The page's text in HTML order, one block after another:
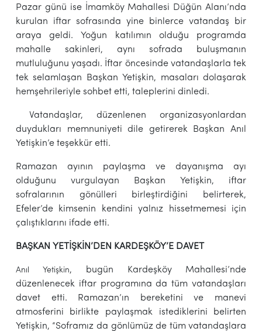
Pazar günü ise İmamköy Mahallesi Düğün Alanı’nda
kurulan iftar sofrasında yine binlerce vatandaş bir
araya geldi. Yoğun katılımın olduğu programda
mahalle sakinleri, aynı sofrada buluşmanın
mutluluğunu yaşadı. İftar öncesinde vatandaşlarla tek
tek selamlaşan Başkan Yetişkin, masaları dolaşarak
hemşehrileriyle sohbet etti, taleplerini dinledi.
Vatandaşlar, düzenlenen organizasyonlardan
duydukları memnuniyeti dile getirerek Başkan Anıl
Yetişkin’e teşekkür etti.
Ramazan ayının paylaşma ve dayanışma ayı
olduğunu vurgulayan Başkan Yetişkin, iftar
sofralarının gönülleri birleştirdiğini belirterek,
Efeler’de kimsenin kendini yalnız hissetmemesi için
çalıştıklarını ifade etti.
BAŞKAN YETİŞKİN’DEN KARDEŞKÖY’E DAVET
Anıl Yetişkin, bugün Kardeşköy Mahallesi’nde
düzenlenecek iftar programına da tüm vatandaşları
davet etti. Ramazan’ın bereketini ve manevi
atmosferini birlikte paylaşmak istediklerini belirten
Yetişkin, “Soframız da gönlümüz de tüm vatandaşlara